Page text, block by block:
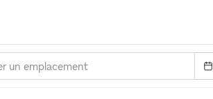
Équipements